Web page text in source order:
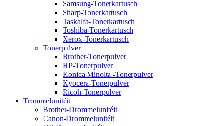
Samsung-Tonerkartusch
Sharp-Tonerkartusch
Taskalfa-Tonerkartusch
Toshiba-Tonerkartusch
Xerox-Tonerkartusch
Tonerpulver
Brother-Tonerpulver
HP-Tonerpulver
Konica Minolta -Tonerpulver
Kyocera-Tonerpulver
Ricoh-Tonerpulver
Trommelunitéit
Brother-Drommelunitéit
Canon-Drommelunitéit